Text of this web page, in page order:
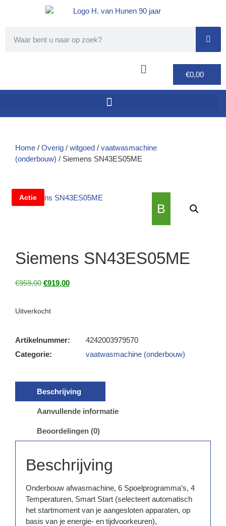
€0,00
Home / Overig / witgoed / vaatwasmachine
(onderbouw) / Siemens SN43ES05ME
Actie
B
Siemens SN43ES05ME
€959,00 €919,00
Uitverkocht
Artikelnummer:
4242003979570
Categorie:
vaatwasmachine (onderbouw)
Beschrijving
Aanvullende informatie
Beoordelingen (0)
Beschrijving
Onderbouw afwasmachine, 6 Spoelprogramma’s, 4
Temperaturen, Smart Start (selecteert automatisch
het startmoment van je aangesloten apparaten, op
basis van je energie- en tijdvoorkeuren),